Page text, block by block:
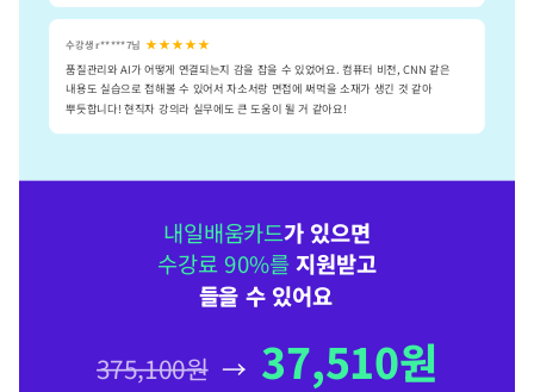
수강생 r*****7님 ★★★★★
품질관리와 AI가 어떻게 연결되는지 감을 잡을 수 있었어요. 컴퓨터 비전, CNN 같은
내용도 실습으로 접해볼 수 있어서 자소서랑 면접에 써먹을 소재가 생긴 것 같아
뿌듯합니다! 현직자 강의라 실무에도 큰 도움이 될 거 같아요!
내일배움카드가 있으면
수강료 90%를지원받고
들을 수 있어요!
375,100원→ 37,510원